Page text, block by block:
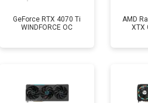
GeForce RTX 4070 Ti
WINDFORCE OC
AMD
XTX